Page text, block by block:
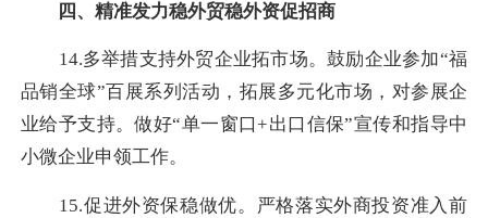
四、精准发力稳外贸稳外资促招商
14.多举措支持外贸企业拓市场。鼓励企业参加“福
品销全球”百展系列活动，拓展多元化市场，对参展企
业给予支持。做好“单一窗口+出口信保”宣传和指导中
小微企业申领工作。
15.促进外资保稳做优。严格落实外商投资准入前